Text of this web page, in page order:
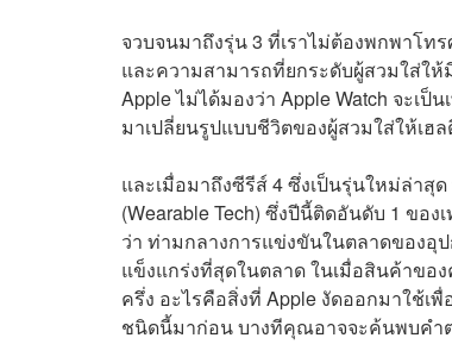
จวบจนมาถึงรุ่น 3 ที่เราไม่ต้องพกพาโท
และความสามารถที่ยกระดับผู้สวมใส่ใ
Apple ไม่ได้มองว่า Apple Watch จะเ
มาเปลี่ยนรูปแบบชีวิตของผู้สวมใส่ให้เ
และเมื่อมาถึงซีรีส์ 4 ซึ่งเป็นรุ่นใหม่ล่า
(Wearable Tech) ซึ่งปีนี้ติดอันดับ 1 ของ
ว่า ท่ามกลางการแข่งขันในตลาดของอุ
แข็งแกร่งที่สุดในตลาด ในเมื่อสินค้าข
ครึ่ง อะไรคือสิ่งที่ Apple งัดออกมาใช้
ชนิดนี้มาก่อน บางทีคุณอาจจะค้นพบคำ